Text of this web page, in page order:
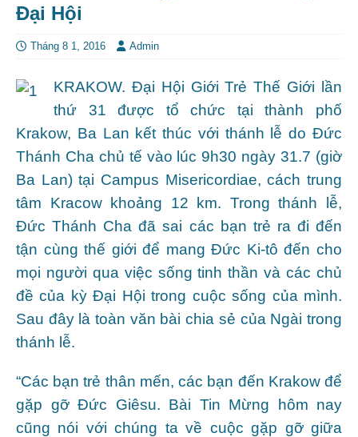
Đại Hội
Tháng 8 1, 2016 Admin
KRAKOW. Đại Hội Giới Trẻ Thế Giới lần
thứ 31 được tổ chức tại thành phố
Krakow, Ba Lan kết thúc với thánh lễ do Đức
Thánh Cha chủ tế vào lúc 9h30 ngày 31.7 (giờ
Ba Lan) tại Campus Misericordiae, cách trung
tâm Kracow khoảng 12 km. Trong thánh lễ,
Đức Thánh Cha đã sai các bạn trẻ ra đi đến
tận cùng thế giới để mang Đức Ki-tô đến cho
mọi người qua việc sống tinh thần và các chủ
đề của kỳ Đại Hội trong cuộc sống của mình.
Sau đây là toàn văn bài chia sẻ của Ngài trong
thánh lễ.
“Các bạn trẻ thân mến, các bạn đến Krakow để
gặp gỡ Đức Giêsu. Bài Tin Mừng hôm nay
cũng nói với chúng ta về cuộc gặp gỡ giữa